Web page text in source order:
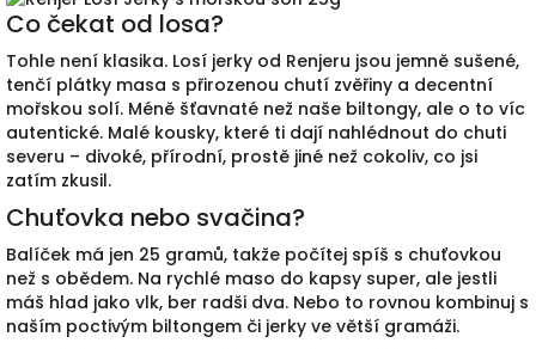
Co čekat od losa?
Tohle není klasika. Losí jerky od Renjeru jsou jemně sušené,
tenčí plátky masa s přirozenou chutí zvěřiny a decentní
mořskou solí. Méně šťavnaté než naše biltongy, ale o to víc
autentické. Malé kousky, které ti dají nahlédnout do chuti
severu – divoké, přírodní, prostě jiné než cokoliv, co jsi
zatím zkusil.
Chuťovka nebo svačina?
Balíček má jen 25 gramů, takže počítej spíš s chuťovkou
než s obědem. Na rychlé maso do kapsy super, ale jestli
máš hlad jako vlk, ber radši dva. Nebo to rovnou kombinuj s
naším poctivým biltongem či jerky ve větší gramáži.